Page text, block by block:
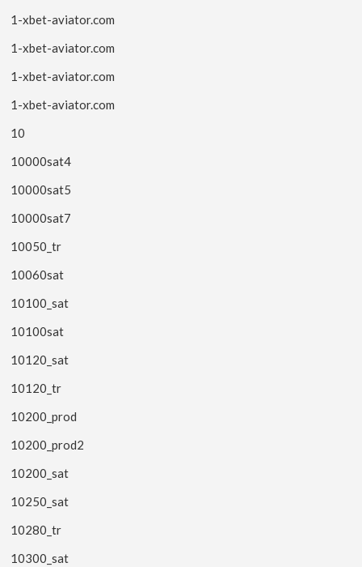
1-xbet-aviator.com
1-xbet-aviator.com
1-xbet-aviator.com
1-xbet-aviator.com
10
10000sat4
10000sat5
10000sat7
10050_tr
10060sat
10100_sat
10100sat
10120_sat
10120_tr
10200_prod
10200_prod2
10200_sat
10250_sat
10280_tr
10300_sat